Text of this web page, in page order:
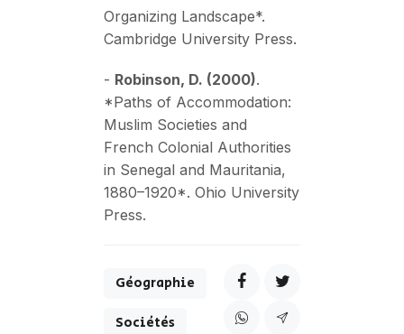
Organizing Landscape*.
Cambridge University Press.
- Robinson, D. (2000).
*Paths of Accommodation:
Muslim Societies and
French Colonial Authorities
in Senegal and Mauritania,
1880–1920*. Ohio University
Press.
Géographie
Sociétés